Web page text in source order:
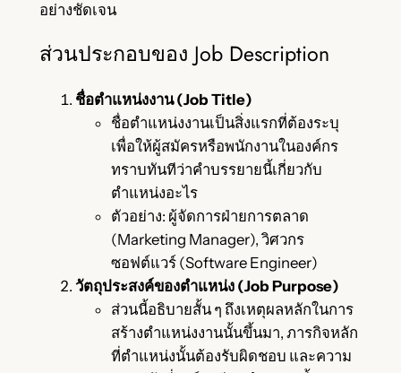
อย่างชัดเจน
ส่วนประกอบของ Job Description
ชื่อตำแหน่งงาน (Job Title)
ชื่อตำแหน่งงานเป็นสิ่งแรกที่ต้องระบุ
เพื่อให้ผู้สมัครหรือพนักงานในองค์กร
ทราบทันทีว่าคำบรรยายนี้เกี่ยวกับ
ตำแหน่งอะไร
ตัวอย่าง: ผู้จัดการฝ่ายการตลาด
(Marketing Manager), วิศวกร
ซอฟต์แวร์ (Software Engineer)
วัตถุประสงค์ของตำแหน่ง (Job Purpose)
ส่วนนี้อธิบายสั้น ๆ ถึงเหตุผลหลักในการ
สร้างตำแหน่งงานนั้นขึ้นมา, ภารกิจหลัก
ที่ตำแหน่งนั้นต้องรับผิดชอบ และความ